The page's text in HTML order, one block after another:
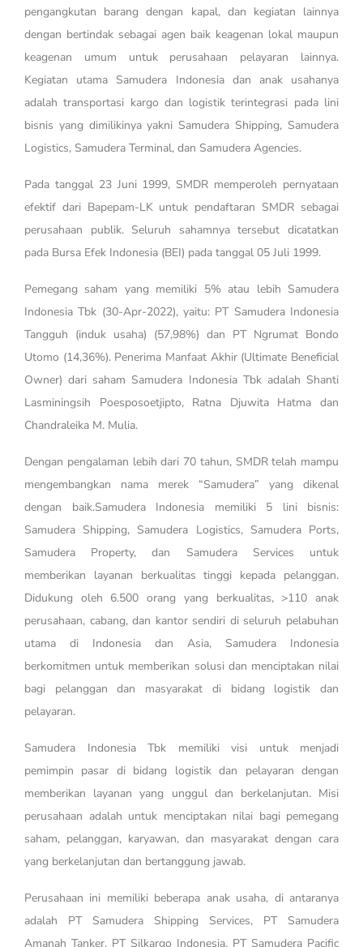
pengangkutan barang dengan kapal, dan kegiatan lainnya
dengan bertindak sebagai agen baik keagenan lokal maupun
keagenan umum untuk perusahaan pelayaran lainnya.
Kegiatan utama Samudera Indonesia dan anak usahanya
adalah transportasi kargo dan logistik terintegrasi pada lini
bisnis yang dimilikinya yakni Samudera Shipping, Samudera
Logistics, Samudera Terminal, dan Samudera Agencies.
Pada tanggal 23 Juni 1999, SMDR memperoleh pernyataan
efektif dari Bapepam-LK untuk pendaftaran SMDR sebagai
perusahaan publik. Seluruh sahamnya tersebut dicatatkan
pada Bursa Efek Indonesia (BEI) pada tanggal 05 Juli 1999.
Pemegang saham yang memiliki 5% atau lebih Samudera
Indonesia Tbk (30-Apr-2022), yaitu: PT Samudera Indonesia
Tangguh (induk usaha) (57,98%) dan PT Ngrumat Bondo
Utomo (14,36%). Penerima Manfaat Akhir (Ultimate Beneficial
Owner) dari saham Samudera Indonesia Tbk adalah Shanti
Lasminingsih Poesposoetjipto, Ratna Djuwita Hatma dan
Chandraleika M. Mulia.
Dengan pengalaman lebih dari 70 tahun, SMDR telah mampu
mengembangkan nama merek “Samudera” yang dikenal
dengan baik.Samudera Indonesia memiliki 5 lini bisnis:
Samudera Shipping, Samudera Logistics, Samudera Ports,
Samudera Property, dan Samudera Services untuk
memberikan layanan berkualitas tinggi kepada pelanggan.
Didukung oleh 6.500 orang yang berkualitas, >110 anak
perusahaan, cabang, dan kantor sendiri di seluruh pelabuhan
utama di Indonesia dan Asia, Samudera Indonesia
berkomitmen untuk memberikan solusi dan menciptakan nilai
bagi pelanggan dan masyarakat di bidang logistik dan
pelayaran.
Samudera Indonesia Tbk memiliki visi untuk menjadi
pemimpin pasar di bidang logistik dan pelayaran dengan
memberikan layanan yang unggul dan berkelanjutan. Misi
perusahaan adalah untuk menciptakan nilai bagi pemegang
saham, pelanggan, karyawan, dan masyarakat dengan cara
yang berkelanjutan dan bertanggung jawab.
Perusahaan ini memiliki beberapa anak usaha, di antaranya
adalah PT Samudera Shipping Services, PT Samudera
Amanah Tanker, PT Silkargo Indonesia, PT Samudera Pacific